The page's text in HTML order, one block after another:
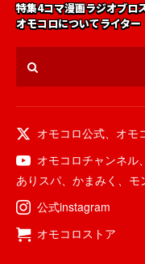
特集4コマ漫画ラジオブロ
オモコロについてライター
オモコロ公式、 オモ
オモコロチャンネル、
ありスパ、 かまみく 、 モ
公式instagram
オモコロストア